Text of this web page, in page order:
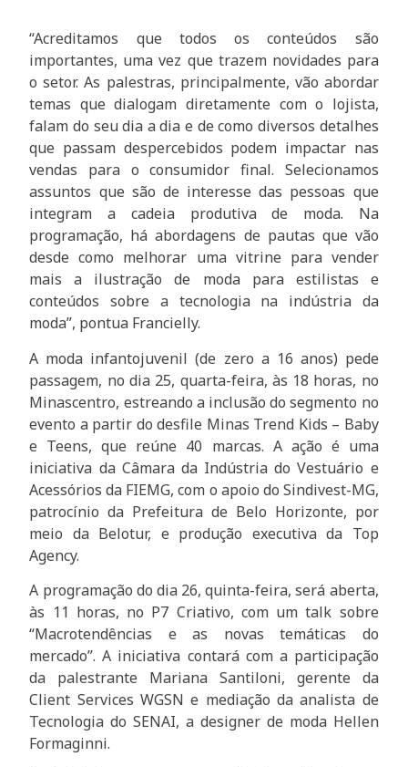
“Acreditamos que todos os conteúdos são
importantes, uma vez que trazem novidades para
o setor. As palestras, principalmente, vão abordar
temas que dialogam diretamente com o lojista,
falam do seu dia a dia e de como diversos detalhes
que passam despercebidos podem impactar nas
vendas para o consumidor final. Selecionamos
assuntos que são de interesse das pessoas que
integram a cadeia produtiva de moda. Na
programação, há abordagens de pautas que vão
desde como melhorar uma vitrine para vender
mais a ilustração de moda para estilistas e
conteúdos sobre a tecnologia na indústria da
moda”, pontua Francielly.
A moda infantojuvenil (de zero a 16 anos) pede
passagem, no dia 25, quarta-feira, às 18 horas, no
Minascentro, estreando a inclusão do segmento no
evento a partir do desfile Minas Trend Kids – Baby
e Teens, que reúne 40 marcas. A ação é uma
iniciativa da Câmara da Indústria do Vestuário e
Acessórios da FIEMG, com o apoio do Sindivest-MG,
patrocínio da Prefeitura de Belo Horizonte, por
meio da Belotur, e produção executiva da Top
Agency.
A programação do dia 26, quinta-feira, será aberta,
às 11 horas, no P7 Criativo, com um talk sobre
“Macrotendências e as novas temáticas do
mercado”. A iniciativa contará com a participação
da palestrante Mariana Santiloni, gerente da
Client Services WGSN e mediação da analista de
Tecnologia do SENAI, a designer de moda Hellen
Formaginni.